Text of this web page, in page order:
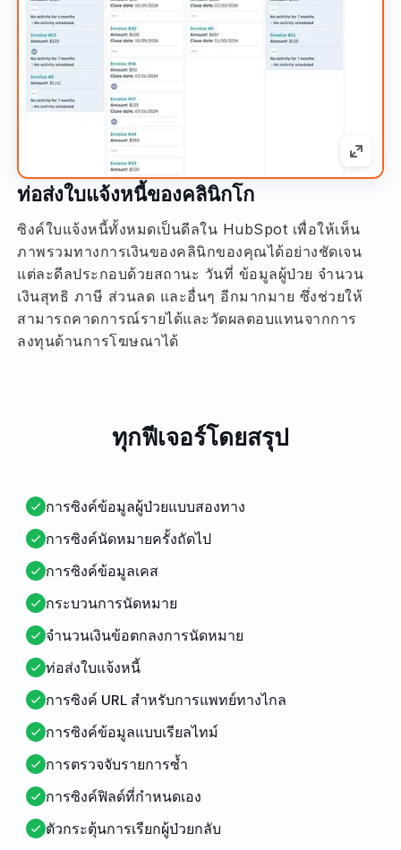
ท่อส่งใบแจ้งหนี้ของคลินิกโก
ซิงค์ใบแจ้งหนี้ทั้งหมดเป็นดีลใน HubSpot เพื่อให้เห็น
ภาพรวมทางการเงินของคลินิกของคุณได้อย่างชัดเจน
แต่ละดีลประกอบด้วยสถานะ วันที่ ข้อมูลผู้ป่วย จำนวน
เงินสุทธิ ภาษี ส่วนลด และอื่นๆ อีกมากมาย ซึ่งช่วยให้
สามารถคาดการณ์รายได้และวัดผลตอบแทนจากการ
ลงทุนด้านการโฆษณาได้
ทุกฟีเจอร์โดยสรุป
การซิงค์ข้อมูลผู้ป่วยแบบสองทาง
การซิงค์นัดหมายครั้งถัดไป
การซิงค์ข้อมูลเคส
กระบวนการนัดหมาย
จำนวนเงินข้อตกลงการนัดหมาย
ท่อส่งใบแจ้งหนี้
การซิงค์ URL สำหรับการแพทย์ทางไกล
การซิงค์ข้อมูลแบบเรียลไทม์
การตรวจจับรายการซ้ำ
การซิงค์ฟิลด์ที่กำหนดเอง
ตัวกระตุ้นการเรียกผู้ป่วยกลับ